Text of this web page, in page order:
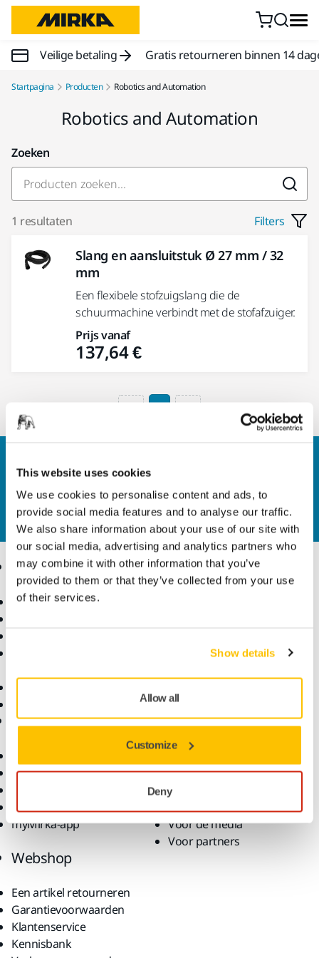
This website uses cookies
We use cookies to personalise content and ads, to
provide social media features and to analyse our traffic.
We also share information about your use of our site with
our social media, advertising and analytics partners who
may combine it with other information that you’ve
provided to them or that they’ve collected from your use
of their services.
Show details
Allow all
Customize
Deny
Doorgaan naar inhoud
Veilige betaling Gratis retourneren binnen 14
Startpagina Producten Robotics and Automation
Robotics and Automation
Zoeken
1 resultaten Filters
Slang en aansluitstuk Ø 27 mm / 32
mm
Een flexibele stofzuigslang die de
schuurmachine verbindt met de stofafzuiger.
Prijs vanaf
137,64 €
1
Wilt u meer weten?Neem contact met ons op.
deskundige ondersteuningsteam beantwoordt
graag al uw vragen.
Producten
Power tools
Knowhow
Ondersteuning
Garantievoorwaarden
Helpcentrum
myMirka-app
Bedrijf
Over ons
Contact
Nieuws
Vacatures
Voor de media
Voor partners
Webshop
Een artikel retourneren
Garantievoorwaarden
Klantenservice
Kennisbank